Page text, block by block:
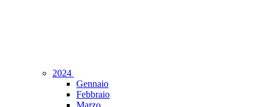
2024
Gennaio
Febbraio